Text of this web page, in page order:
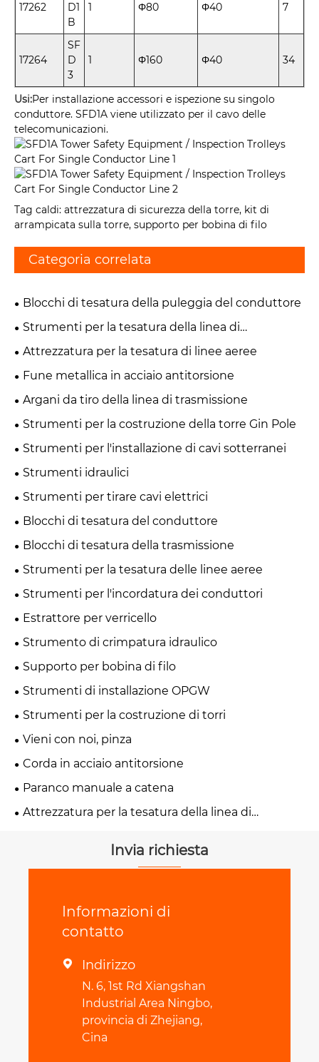
17262
D1
B
1 Φ80 Φ40 7
17264
SF
D
3
1 Φ160 Φ40 34
Usi:Per installazione accessori e ispezione su singolo
conduttore. SFD1A viene utilizzato per il cavo delle
telecomunicazioni.
Tag caldi: attrezzatura di sicurezza della torre, kit di
arrampicata sulla torre, supporto per bobina di filo
Categoria correlata
Blocchi di tesatura della puleggia del conduttore
Strumenti per la tesatura della linea di
trasmissione
Attrezzatura per la tesatura di linee aeree
Fune metallica in acciaio antitorsione
Argani da tiro della linea di trasmissione
Strumenti per la costruzione della torre Gin Pole
Strumenti per l'installazione di cavi sotterranei
Strumenti idraulici
Strumenti per tirare cavi elettrici
Blocchi di tesatura del conduttore
Blocchi di tesatura della trasmissione
Strumenti per la tesatura delle linee aeree
Strumenti per l'incordatura dei conduttori
Estrattore per verricello
Strumento di crimpatura idraulico
Supporto per bobina di filo
Strumenti di installazione OPGW
Strumenti per la costruzione di torri
Vieni con noi, pinza
Corda in acciaio antitorsione
Paranco manuale a catena
Attrezzatura per la tesatura della linea di
Invia richiesta
Informazioni di
contatto
 Indirizzo
N. 6, 1st Rd Xiangshan
Industrial Area Ningbo,
provincia di Zhejiang,
Cina